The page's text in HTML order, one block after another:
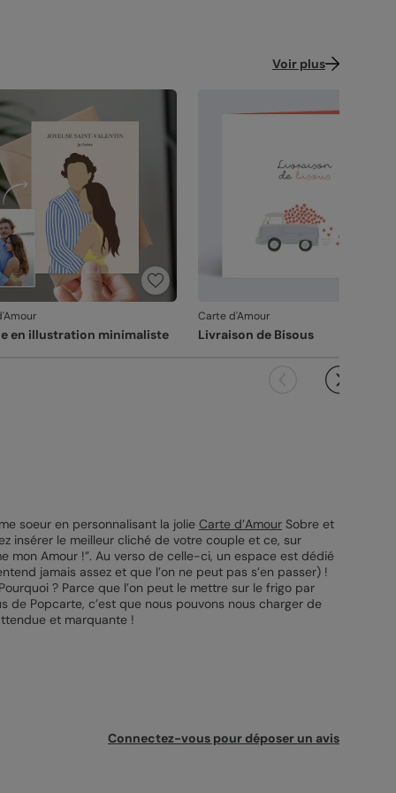
Voir plus
en illustration minimaliste
Carte d'Amour
Livraison de Bisous
soeur en personnalisant la jolie Carte d’AmourSobre et
insérer le meilleur cliché de votre couple et ce, sur
mon Amour !”. Au verso de celle-ci, un espace est dédié
jamais assez et que l’on ne peut pas s’en passer) !
? Parce que l’on peut le mettre sur le frigo par
de Popcarte, c’est que nous pouvons nous charger de
et marquante !
Connectez-vous pour déposer un avis